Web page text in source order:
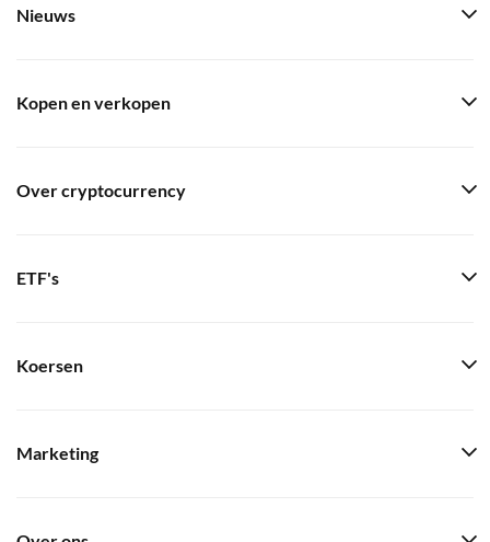
Nieuws
Kopen en verkopen
Over cryptocurrency
ETF's
Koersen
Marketing